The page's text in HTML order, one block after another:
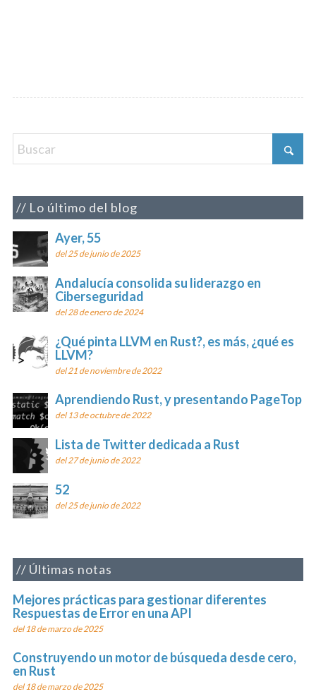
Lo último del blog
Ayer, 55
del 25 de junio de 2025
Andalucía consolida su liderazgo en
Ciberseguridad
del 28 de enero de 2024
¿Qué pinta LLVM en Rust?, es más, ¿qué es
LLVM?
del 21 de noviembre de 2022
Aprendiendo Rust, y presentando PageTop
del 13 de octubre de 2022
Lista de Twitter dedicada a Rust
del 27 de junio de 2022
52
del 25 de junio de 2022
Últimas notas
Mejores prácticas para gestionar diferentes
Respuestas de Error en una API
del 18 de marzo de 2025
Construyendo un motor de búsqueda desde cero,
en Rust
del 18 de marzo de 2025